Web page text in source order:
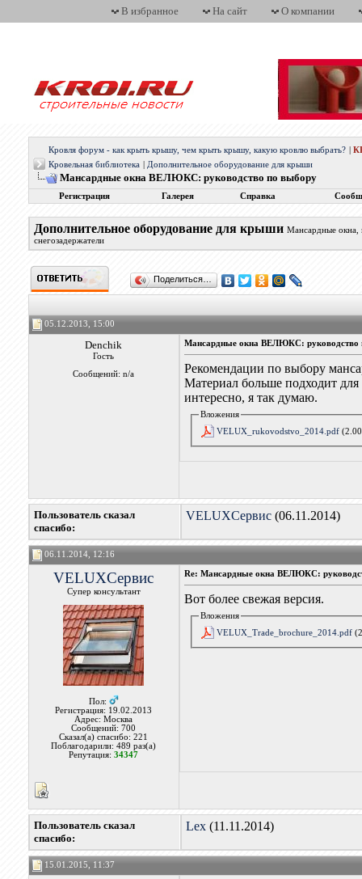
В избранное На сайт О компании
Кровля форум - как крыть крышу, чем крыть крышу, какую кровлю выбрать?
Кровельная библиотека
Дополнительное оборудование для крыши
Мансардные окна ВЕЛЮКС: руководство по выбору
Регистрация Галерея Справка
Дополнительное оборудование для крыши Мансардные окна,
снегозадержатели
Поделиться…
05.12.2013, 15:00
Denchik
Гость
Сообщений: n/a
Мансардные окна ВЕЛЮКС: руководство
Рекомендации по выбору
Материал больше подходит
интересно, я так думаю.
Вложения
VELUX_rukovodstvo_2014.pdf
Пользователь сказал
cпасибо:
VELUXСервис(06.11.2014)
06.11.2014, 12:16
VELUXСервис
Супер консультант
Пол:
Регистрация: 19.02.2013
Адрес: Москва
Сообщений: 700
Сказал(а) спасибо: 221
Поблагодарили: 489 раз(а)
Репутация:34347
Re: Мансардные окна ВЕЛЮКС:
Вот более свежая версия.
Вложения
VELUX_Trade_brochure_2014.pdf
Пользователь сказал
cпасибо:
Lex(11.11.2014)
15.01.2015, 11:37